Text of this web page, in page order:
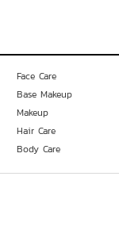
Face Care
Base Makeup
Makeup
Hair Care
Body Care